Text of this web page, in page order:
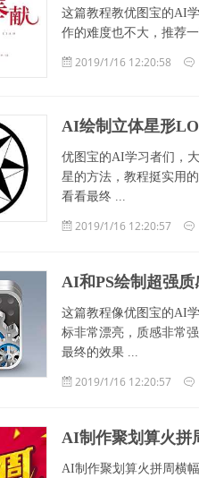
这篇教程教优图宝的AI
作的难度也不大，推荐
2019/1/16 12:20:58
AI绘制立体星形
优图宝的AI学习者们，
星的方法，教程挺实用
看看最终 ...
2019/1/16 12:20:57
AI和PS绘制超强质
这篇教程像优图宝的AI
标非常漂亮，质感非常
最终的效果 ...
2019/1/16 12:20:57
AI制作聚划算火拼
AI制作聚划算火拼周横